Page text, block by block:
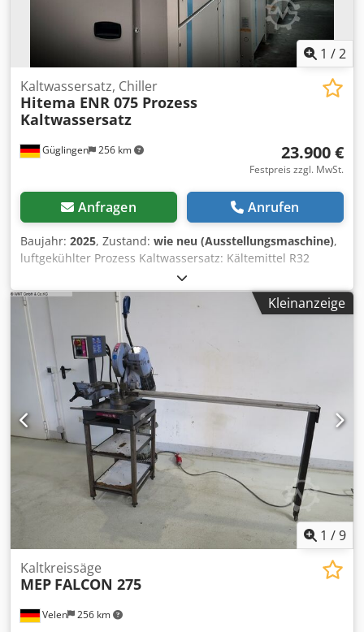
1 /2
Güglingen 256 km
Kaltwassersatz, Chiller
Hitema ENR 075 Prozess
Kaltwassersatz
23.900 €
Festpreis zzgl. MwSt.
Anfragen Anrufen
Baujahr: 2025, Zustand: wie neu (Ausstellungsmaschine),
luftgekühlter Prozess Kaltwassersatz: Kältemittel R32
Credpfsf H A Eyox Ab Tof Kälteleistung 72KW bei 7/12°C,
interne P3Pumpe, interner 410l Tank, Winterpaket bis
-25°C Umgebungstemperatur zur Aussenaufstellung
beinhaltet drehzahlgeregelte Lüfter großes Dixell Display
mit Schutzabdeckung,
Kleinanzeige
1 /9
Velen 256 km
Kaltkreissäge
MEP FALCON 275